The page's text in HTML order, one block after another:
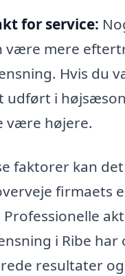
for service:
være mere
Hvis du
udført i
være højere.
faktorer kan
firmaets
i Ribe
resultater og